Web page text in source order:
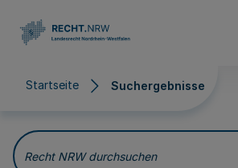
Startseite Suchergebnisse
Suchergebnisse